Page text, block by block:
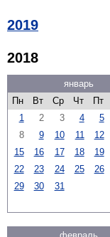
2019
2018
январь
Пн
Вт Ср Чт Пт
1
2 3 4 5
8
9 10 11 12
15
16 17 18 19
22
23 24 25 26
29
30 31